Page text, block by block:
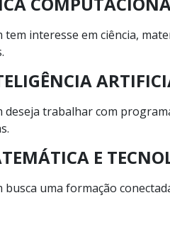
tem interesse em ciência,
deseja trabalhar com
E
busca uma formação